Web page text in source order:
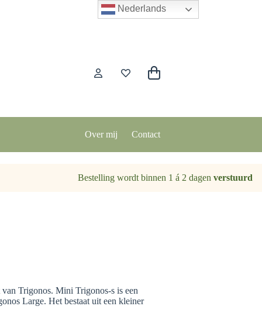
Winkelwagen
Over mij Contact
Bestelling wordt binnen 1 á 2 dagen verstuurd
Trigonos. Mini Trigonos-s is een
Large. Het bestaat uit een kleiner
Nederlands